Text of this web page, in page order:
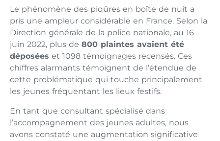
Le phénomène des piqûres en boîte de nuit a
pris une ampleur considérable en France. Selon la
Direction générale de la police nationale, au 16
juin 2022, plus de 800 plaintes avaient été
déposées et 1098 témoignages recensés. Ces
chiffres alarmants témoignent de l’étendue de
cette problématique qui touche principalement
les jeunes fréquentant les lieux festifs.
En tant que consultant spécialisé dans
l’accompagnement des jeunes adultes, nous
avons constaté une augmentation significative